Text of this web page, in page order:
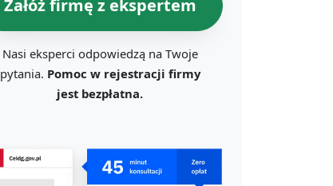
Załóż firmę z ekspertem
Nasi eksperci odpowiedzą na Twoje
pytania. Pomoc w rejestracji firmy
jest bezpłatna.